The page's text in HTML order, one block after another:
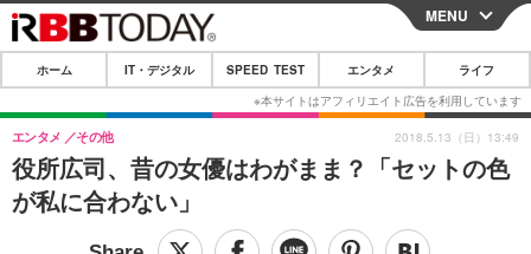
CLOSE
ホーム
IT・デジタル
IT・デジタルTOP スマートフォン
ネタ
SPEED TEST
MENU
ホーム IT・デジタル SPEED TEST エンタメ ライフ
役所広司、昔の女優はわがまま？「セットの色
が私に合わない」
エンタメ その他 2018.5.13（日）13:49